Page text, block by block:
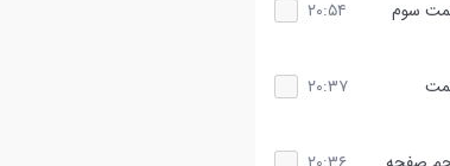
سوم
۲۰:۵۴
۲۰:۳۷